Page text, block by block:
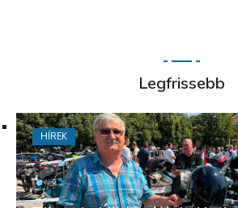
Legfrissebb
HÍREK